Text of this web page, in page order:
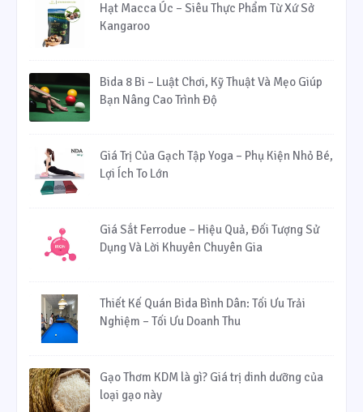
Hạt Macca Úc – Siêu Thực Phẩm Từ Xứ Sở
Kangaroo
Bida 8 Bi – Luật Chơi, Kỹ Thuật Và Mẹo Giúp
Bạn Nâng Cao Trình Độ
Giá Trị Của Gạch Tập Yoga – Phụ Kiện Nhỏ Bé,
Lợi Ích To Lớn
Giá Sắt Ferrodue – Hiệu Quả, Đối Tượng Sử
Dụng Và Lời Khuyên Chuyên Gia
Thiết Kế Quán Bida Bình Dân: Tối Ưu Trải
Nghiệm – Tối Ưu Doanh Thu
Gạo Thơm KDM là gì? Giá trị dinh dưỡng của
loại gạo này